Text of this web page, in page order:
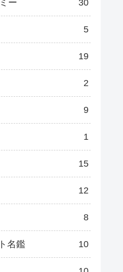
ー 30
5
19
2
9
1
15
12
8
名鑑 10